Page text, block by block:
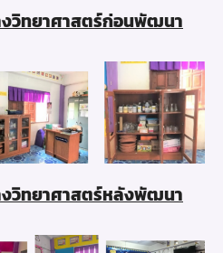
วิทยาศาสตร์ก่อนพัฒนา
วิทยาศาสตร์หลังพัฒนา